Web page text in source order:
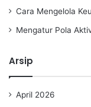
Cara Mengelola
Mengatur Pola
Arsip
April 2026